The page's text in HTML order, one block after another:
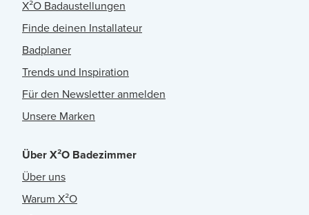
X²O Badaustellungen
Finde deinen Installateur
Badplaner
Trends und Inspiration
Für den Newsletter anmelden
Unsere Marken
Über X²O Badezimmer
Über uns
Warum X²O